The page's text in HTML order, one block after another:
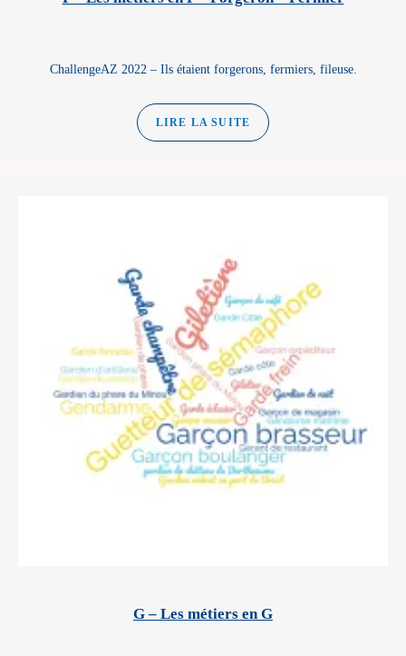
ChallengeAZ 2022 – Ils étaient forgerons, fermiers, fileuse.
LIRE LA SUITE
G – Les métiers en G